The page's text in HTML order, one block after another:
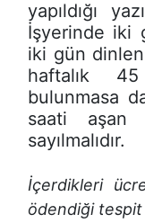
yapıldığı
İşyerinde iki
iki gün
haftalık
bulunmasa
saati aşan
sayılmalıdır.
İçerdikleri
ödendiği